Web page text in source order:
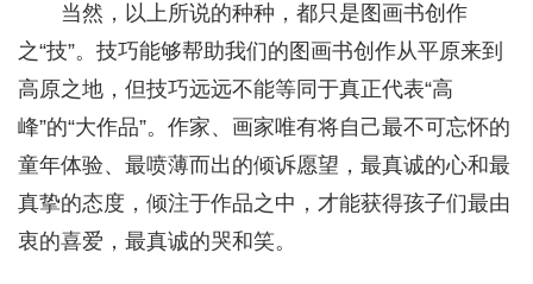
当然，以上所说的种种，都只是图画书创作
之“技”。技巧能够帮助我们的图画书创作从平原来到
高原之地，但技巧远远不能等同于真正代表“高
峰”的“大作品”。作家、画家唯有将自己最不可忘怀的
童年体验、最喷薄而出的倾诉愿望，最真诚的心和最
真挚的态度，倾注于作品之中，才能获得孩子们最由
衷的喜爱，最真诚的哭和笑。